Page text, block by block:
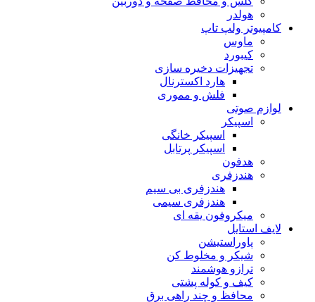
هولدر
کامپیوتر ولپ تاپ
ماوس
کیبورد
تجهیزات دخیره سازی
هارد اکسترنال
فلش و مموری
لوازم صوتی
اسپیکر
اسپیکر خانگی
اسپیکر پرتابل
هدفون
هندزفری
هندزفری بی سیم
هندزفری سیمی
میکروفون یقه ای
لایف استایل
پاوراستیشن
شیکر و مخلوط کن
ترازو هوشمند
کیف و کوله پشتی
محافظ و چند راهی برق